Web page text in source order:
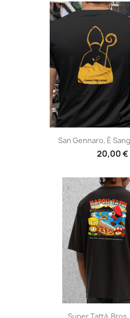
San Gennaro, È
20,00 €
Super Tattà Bros,